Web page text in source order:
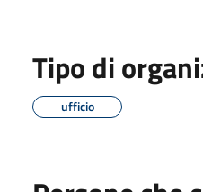
Tipo di
ufficio